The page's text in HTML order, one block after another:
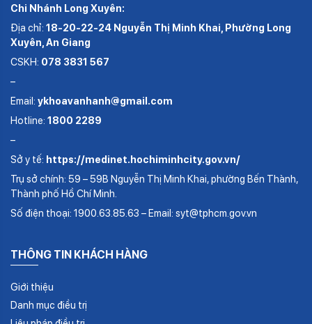
Chi Nhánh Long Xuyên:
Địa chỉ: 18-20-22-24 Nguyễn Thị Minh Khai, Phường Long
Xuyên, An Giang
CSKH: 078 3831 567
–
Email: ykhoavanhanh@gmail.com
Hotline: 1800 2289
–
Sở y tế: https://medinet.hochiminhcity.gov.vn/
Trụ sở chính: 59 – 59B Nguyễn Thị Minh Khai, phường Bến Thành,
Thành phố Hồ Chí Minh.
Số điện thoại: 1900.63.85.63 – Email: syt@tphcm.gov.vn
THÔNG TIN KHÁCH HÀNG
Giới thiệu
Danh mục điều trị